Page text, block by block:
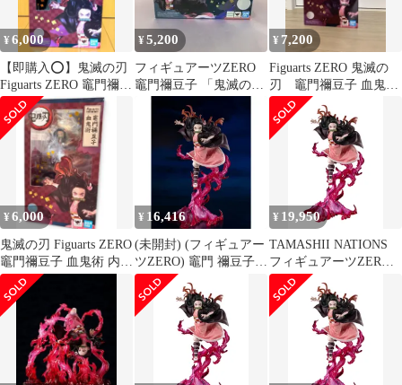
¥6,000
【即購入️⭕️】鬼滅の刃
Figuarts ZERO 竈門禰豆
子 血鬼術 未開封
¥5,200
フィギュアーツZERO
竈門禰豆子 「鬼滅の
¥ 7,200
Figuarts ZERO 鬼滅の
刃 竈門禰豆子 血鬼術
約240ミリ
¥6,000
鬼滅の刃 Figuarts ZERO
竈門禰豆子 血鬼術 内袋
未開封
¥ 16,416
(未開封) (フィギュアー
ツZERO) 竈門 禰豆子
出品
¥ 19,950
TAMASHII NATIONS
フィギュアーツZERO
鬼滅の刃 竈門襧豆子 血
鬼術 約240mm PVC・
ABS製 塗装済み完成品
フィギュア BAS61514